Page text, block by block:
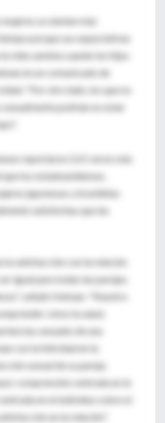
se sienten más
porque sus expectativas
vida cambia cuando los hijos
en un comunicado de
"Por otro lado, los que no
podrían no estar
reportaron 2.61 veces más
los estadounidenses,
japonesas y brasileñas
satisfechas que las
la satisfacción con la relación
igual para todas las parejas,
señaló Heiman. "Nuestro
cómo la salud,
sexuales de una
con la felicidad en la
sexual de su pareja.
comprensión centrada en la
en el individuo sobre el
en la relación".